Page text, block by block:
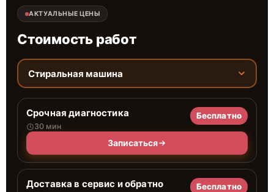
АКТУАЛЬНЫЕ ЦЕНЫ
Стоимость работ
Стиральная машина
Срочная диагностика
30 мин
Бесплатно
Записаться
Доставка в сервис и обратно Бесплатно